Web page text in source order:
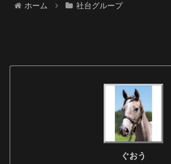
ホーム 社台グループ
ぐおう